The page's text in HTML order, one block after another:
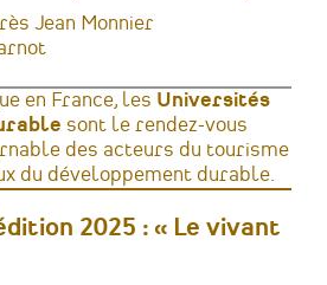
Jean Monnier
en France, les Universités
sont le rendez-vous
des acteurs du tourisme
du développement durable.
2025 : « Le vivant